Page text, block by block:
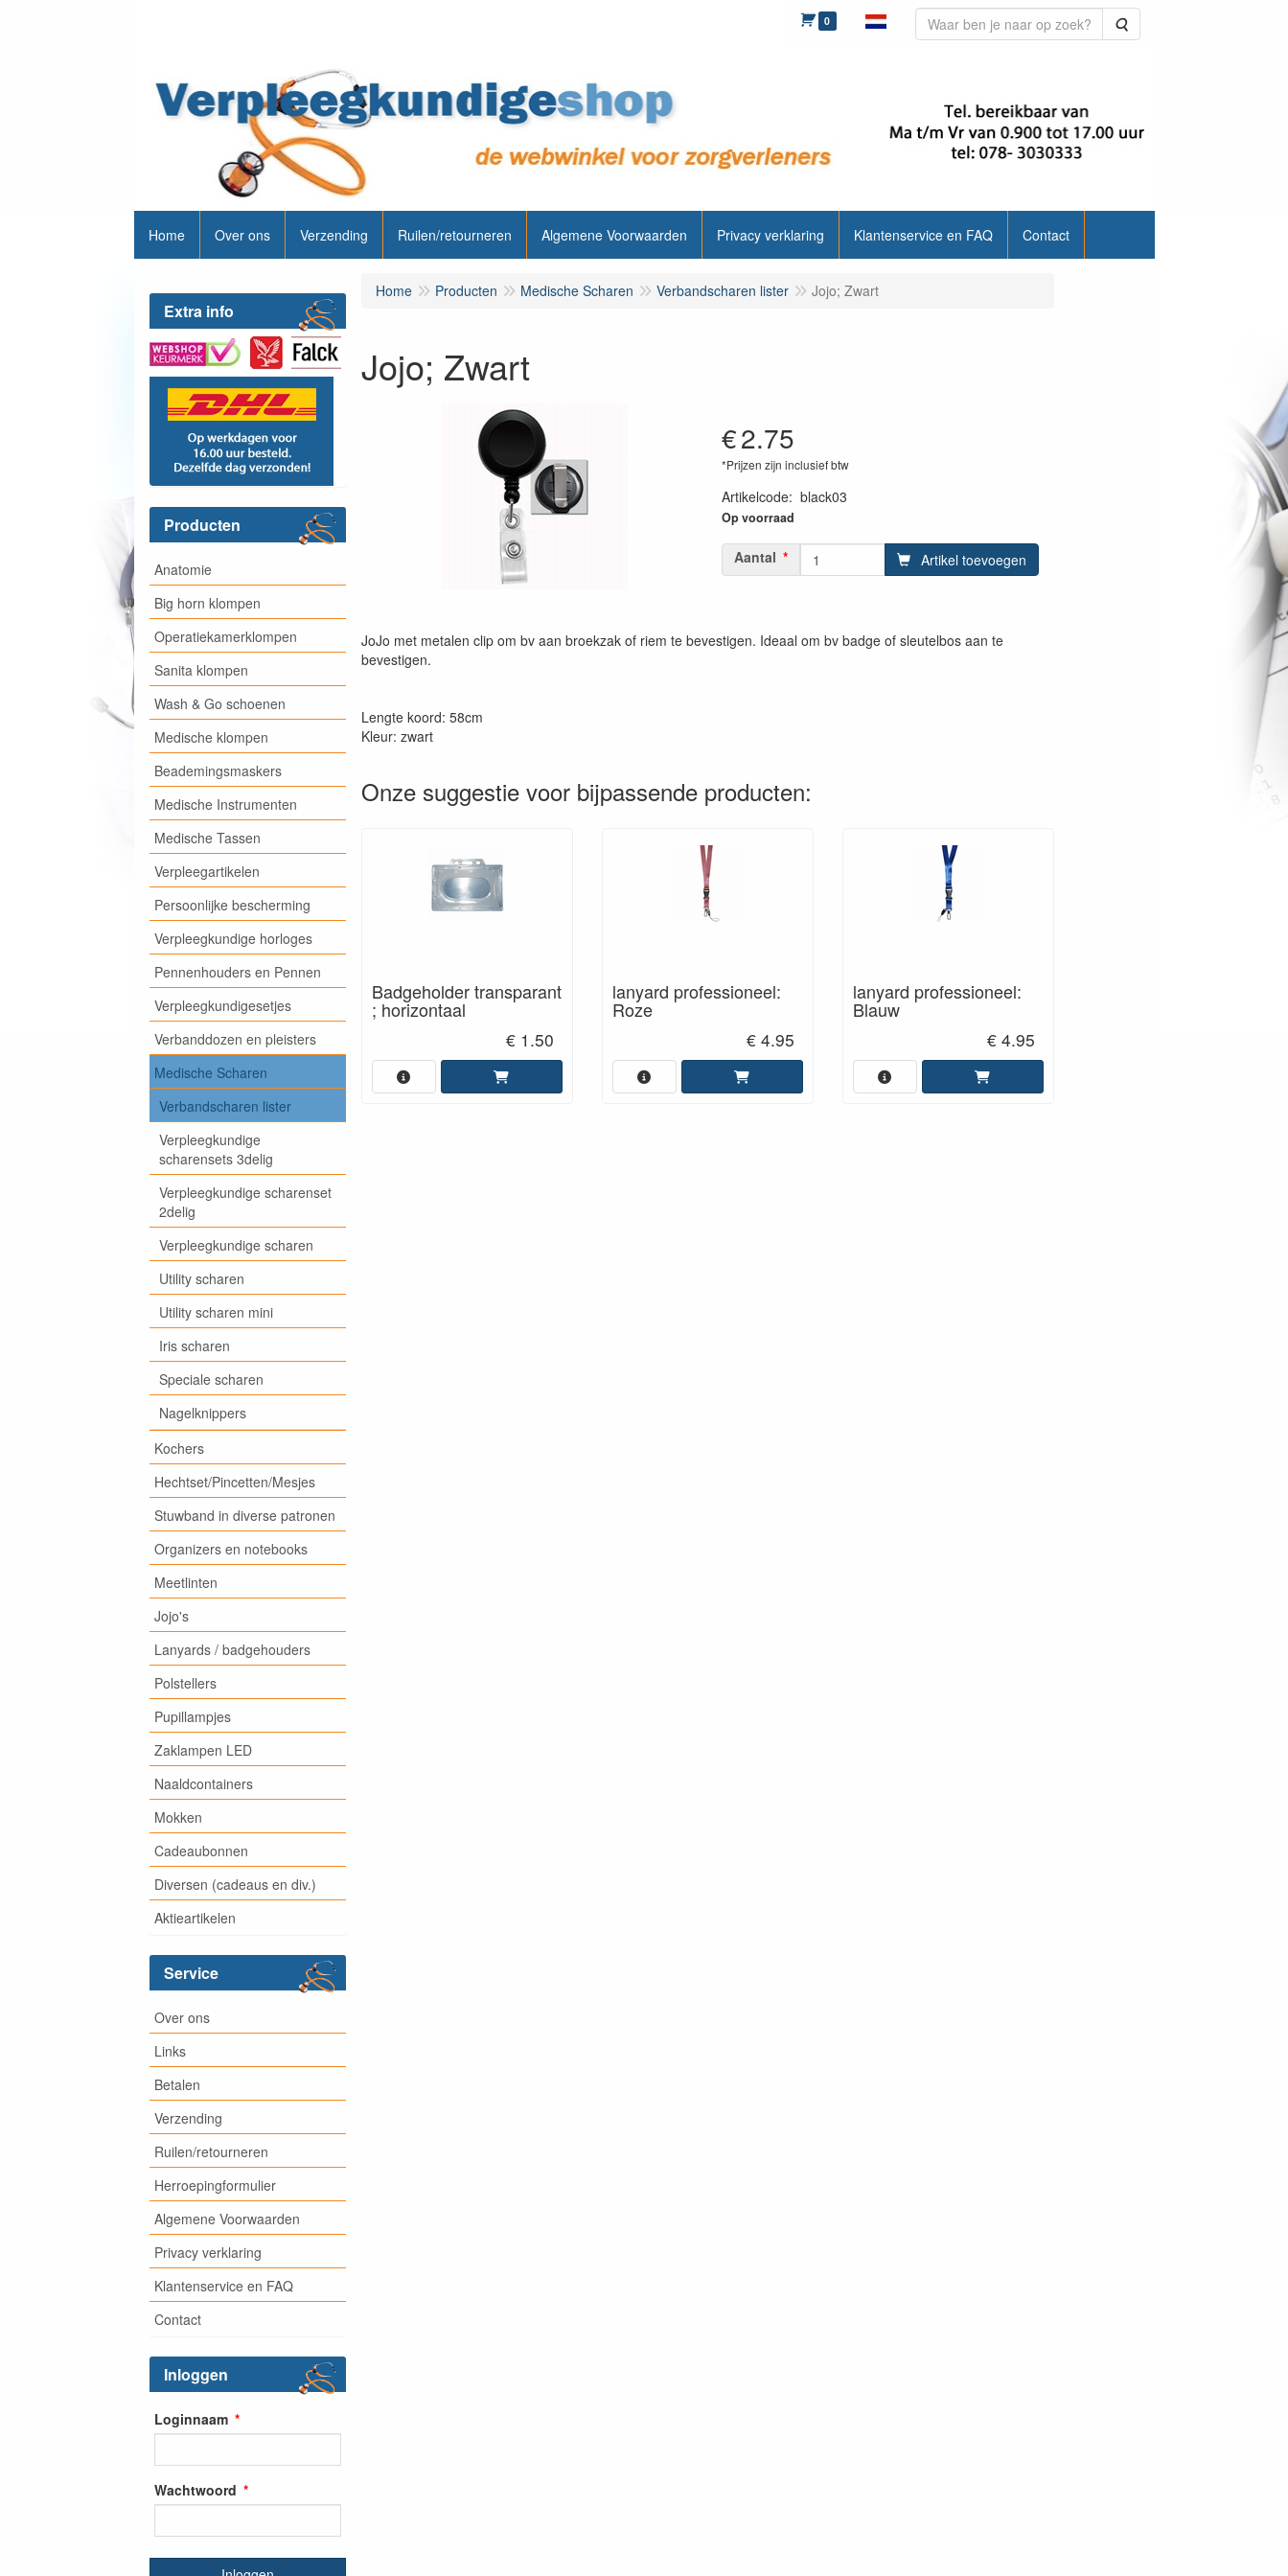
0 Zoeken
Home Over ons Verzending Ruilen/retourneren Algemene Voorwaarden Privacy verklaring Klantenservice en FAQ Contact
Extra info
Producten
Anatomie
Big horn klompen
Operatiekamerklompen
Sanita klompen
Wash & Go schoenen
Medische klompen
Beademingsmaskers
Medische Instrumenten
Medische Tassen
Verpleegartikelen
Persoonlijke bescherming
Verpleegkundige horloges
Pennenhouders en Pennen
Verpleegkundigesetjes
Verbanddozen en pleisters
Medische Scharen
Verbandscharen lister
Verpleegkundige
scharensets 3delig
Verpleegkundige scharenset
2delig
Verpleegkundige scharen
Utility scharen
Utility scharen mini
Iris scharen
Speciale scharen
Nagelknippers
Kochers
Hechtset/Pincetten/Mesjes
Stuwband in diverse patronen
Organizers en notebooks
Meetlinten
Jojo's
Lanyards / badgehouders
Polstellers
Pupillampjes
Zaklampen LED
Naaldcontainers
Mokken
Cadeaubonnen
Diversen (cadeaus en div.)
Aktieartikelen
Service
Over ons
Links
Betalen
Verzending
Ruilen/retourneren
Herroepingformulier
Algemene Voorwaarden
Privacy verklaring
Klantenservice en FAQ
Contact
Inloggen
Loginnaam
Wachtwoord
Home Producten Medische Scharen Verbandscharen lister Jojo; Zwart
Jojo; Zwart
€2.75
*Prijzen zijn inclusief btw
Artikelcode: black03
Op voorraad
Aantal Artikel toevoegen
JoJo met metalen clip om bv aan broekzak of riem te bevestigen. Ideaal om bv badge of sleutelbos aan te
bevestigen.
Lengte koord: 58cm
Kleur: zwart
Onze suggestie voor bijpassende producten:
Badgeholder transparant
; horizontaal
€ 1.50
lanyard professioneel:
Roze
€ 4.95
lanyard professioneel:
Blauw
€ 4.95